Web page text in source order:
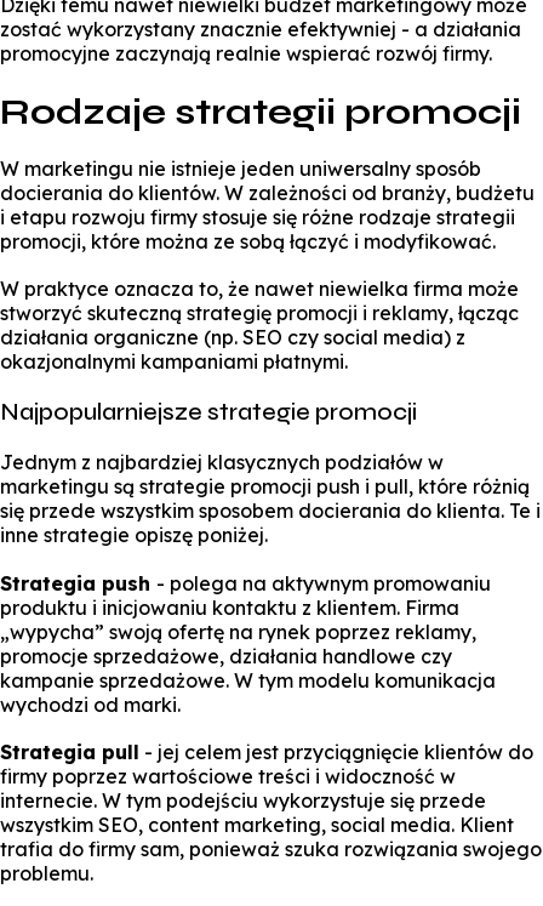
Dzięki temu nawet niewielki budżet marketingowy może
zostać wykorzystany znacznie efektywniej - a działania
promocyjne zaczynają realnie wspierać rozwój firmy.
Rodzaje strategii promocji
W marketingu nie istnieje jeden uniwersalny sposób
docierania do klientów. W zależności od branży, budżetu
i etapu rozwoju firmy stosuje się różne rodzaje strategii
promocji, które można ze sobą łączyć i modyfikować.
W praktyce oznacza to, że nawet niewielka firma może
stworzyć skuteczną strategię promocji i reklamy, łącząc
działania organiczne (np. SEO czy social media) z
okazjonalnymi kampaniami płatnymi.
Najpopularniejsze strategie promocji
Jednym z najbardziej klasycznych podziałów w
marketingu są strategie promocji push i pull, które różnią
się przede wszystkim sposobem docierania do klienta. Te i
inne strategie opiszę poniżej.
Strategia push - polega na aktywnym promowaniu
produktu i inicjowaniu kontaktu z klientem. Firma
„wypycha” swoją ofertę na rynek poprzez reklamy,
promocje sprzedażowe, działania handlowe czy
kampanie sprzedażowe. W tym modelu komunikacja
wychodzi od marki.
Strategia pull - jej celem jest przyciągnięcie klientów do
firmy poprzez wartościowe treści i widoczność w
internecie. W tym podejściu wykorzystuje się przede
wszystkim SEO, content marketing, social media. Klient
trafia do firmy sam, ponieważ szuka rozwiązania swojego
problemu.